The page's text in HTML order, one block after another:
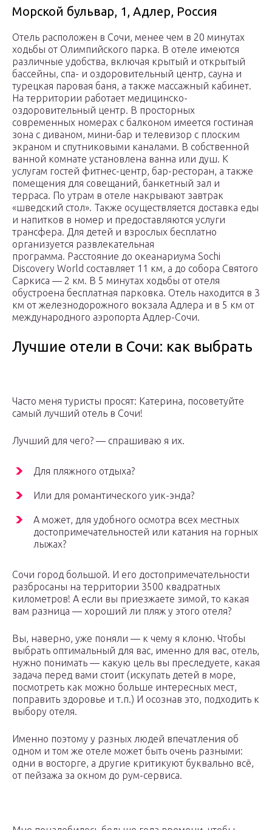
Морской бульвар, 1, Адлер, Россия
Отель расположен в Сочи, менее чем в 20 минутах
ходьбы от Олимпийского парка. В отеле имеются
различные удобства, включая крытый и открытый
бассейны, спа- и оздоровительный центр, сауна и
турецкая паровая баня, а также массажный кабинет.
На территории работает медицинско-
оздоровительный центр. В просторных
современных номерах с балконом имеется гостиная
зона с диваном, мини-бар и телевизор с плоским
экраном и спутниковыми каналами. В собственной
ванной комнате установлена ванна или душ. К
услугам гостей фитнес-центр, бар-ресторан, а также
помещения для совещаний, банкетный зал и
терраса. По утрам в отеле накрывают завтрак
«шведский стол». Также осуществляется доставка еды
и напитков в номер и предоставляются услуги
трансфера. Для детей и взрослых бесплатно
организуется развлекательная
программа. Расстояние до океанариума Sochi
Discovery World составляет 11 км, а до собора Святого
Саркиса — 2 км. В 5 минутах ходьбы от отеля
обустроена бесплатная парковка. Отель находится в 3
км от железнодорожного вокзала Адлера и в 5 км от
международного аэропорта Адлер-Сочи.
Лучшие отели в Сочи: как выбрать
Часто меня туристы просят: Катерина, посоветуйте
самый лучший отель в Сочи!
Лучший для чего? — спрашиваю я их.
Для пляжного отдыха?
Или для романтического уик-энда?
А может, для удобного осмотра всех местных
достопримечательностей или катания на горных
лыжах?
Сочи город большой. И его достопримечательности
разбросаны на территории 3500 квадратных
километров! А если вы приезжаете зимой, то какая
вам разница — хороший ли пляж у этого отеля?
Вы, наверно, уже поняли — к чему я клоню. Чтобы
выбрать оптимальный для вас, именно для вас, отель,
нужно понимать — какую цель вы преследуете, какая
задача перед вами стоит (искупать детей в море,
посмотреть как можно больше интересных мест,
поправить здоровье и т.п.) И осознав это, подходить к
выбору отеля.
Именно поэтому у разных людей впечатления об
одном и том же отеле может быть очень разными:
одни в восторге, а другие критикуют буквально всё,
от пейзажа за окном до рум-сервиса.